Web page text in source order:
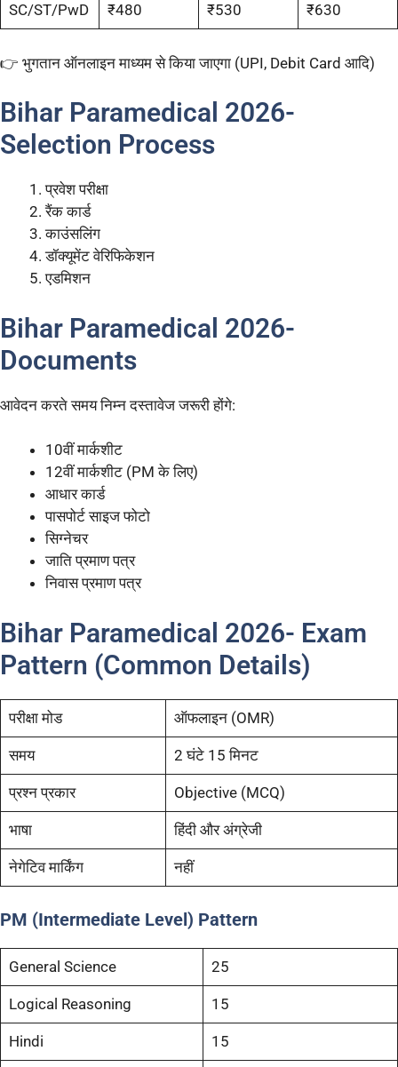
SC/ST/PwD ₹480 ₹530 ₹630
👉 भुगतान ऑनलाइन माध्यम से किया जाएगा (UPI, Debit Card आदि)
Bihar Paramedical 2026-
Selection Process
प्रवेश परीक्षा
रैंक कार्ड
काउंसलिंग
डॉक्यूमेंट वेरिफिकेशन
एडमिशन
Bihar Paramedical 2026-
Documents
आवेदन करते समय निम्न दस्तावेज जरूरी होंगे:
10वीं मार्कशीट
12वीं मार्कशीट (PM के लिए)
आधार कार्ड
पासपोर्ट साइज फोटो
सिग्नेचर
जाति प्रमाण पत्र
निवास प्रमाण पत्र
Bihar Paramedical 2026- Exam
Pattern (Common Details)
परीक्षा मोड ऑफलाइन (OMR)
समय 2 घंटे 15 मिनट
प्रश्न प्रकार Objective (MCQ)
भाषा हिंदी और अंग्रेजी
नेगेटिव मार्किंग नहीं
PM (Intermediate Level) Pattern
General Science 25
Logical Reasoning 15
Hindi 15